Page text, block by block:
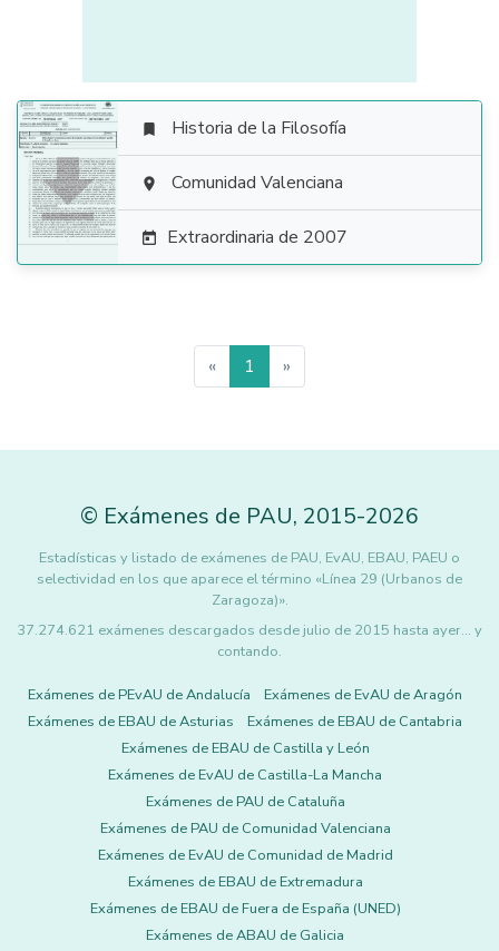

 Historia de la Filosofía
 Comunidad Valenciana
 Extraordinaria de 2007
« 1 »
© Exámenes de PAU, 2015-2026
Estadísticas y listado de exámenes de PAU, EvAU, EBAU, PAEU o
selectividad en los que aparece el término «Línea 29 (Urbanos de
Zaragoza)».
37.274.621 exámenes descargados desde julio de 2015 hasta ayer... y
contando.
Exámenes de PEvAU de Andalucía
Exámenes de EvAU de Aragón
Exámenes de EBAU de Asturias
Exámenes de EBAU de Cantabria
Exámenes de EBAU de Castilla y León
Exámenes de EvAU de Castilla-La Mancha
Exámenes de PAU de Cataluña
Exámenes de PAU de Comunidad Valenciana
Exámenes de EvAU de Comunidad de Madrid
Exámenes de EBAU de Extremadura
Exámenes de EBAU de Fuera de España (UNED)
Exámenes de ABAU de Galicia